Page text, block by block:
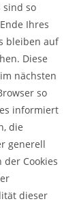
sind so
Ihres
bleiben auf
Diese
nächsten
so
informiert
die
generell
Cookies
dieser